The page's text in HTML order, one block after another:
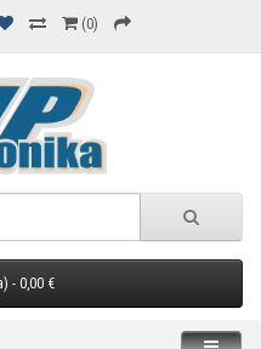
(0)
- 0,00 €